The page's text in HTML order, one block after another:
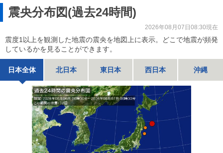
震央分布図(過去24時間)
2026年08月07日08:30現在
震度1以上を観測した地震の震央を地図上に表示。どこで地震が頻発
しているかを見ることができます。
日本全体 北日本 東日本 西日本 沖縄